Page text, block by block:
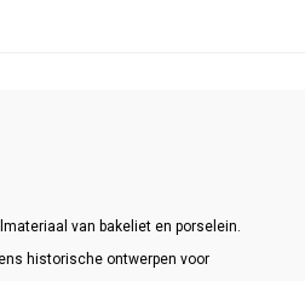
van bakeliet en porselein.
historische ontwerpen voor